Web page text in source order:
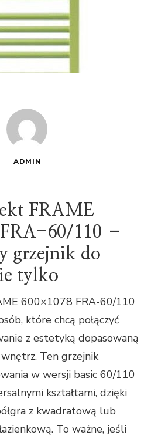
ADMIN
FRAME
60/110 –
grzejnik do
tylko
600×1078 FRA-60/110
które chcą połączyć
z estetyką dopasowaną
Ten grzejnik
w wersji basic 60/110
kształtami, dzięki
z kwadratową lub
To ważne, jeśli